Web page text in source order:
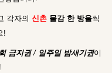
각자의 신촌물감 한 방울씩
!
금지권/ 일주일 밤새기권이